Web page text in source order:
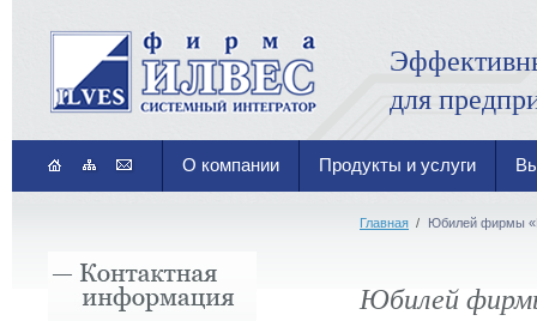
для
О компании Продукты и услуги
Главная / Юбилей фирмы
Юбилей